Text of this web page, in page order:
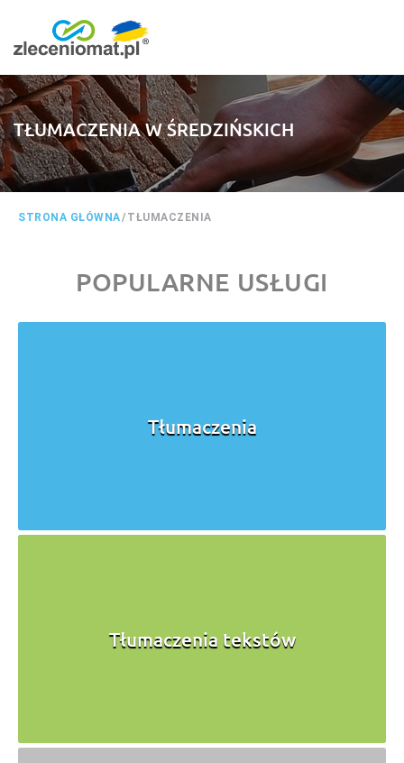
TŁUMACZENIA W ŚREDZIŃSKICH
STRONA GŁÓWNA/ TŁUMACZENIA
POPULARNE USŁUGI
Tłumaczenia
Tłumaczenia tekstów